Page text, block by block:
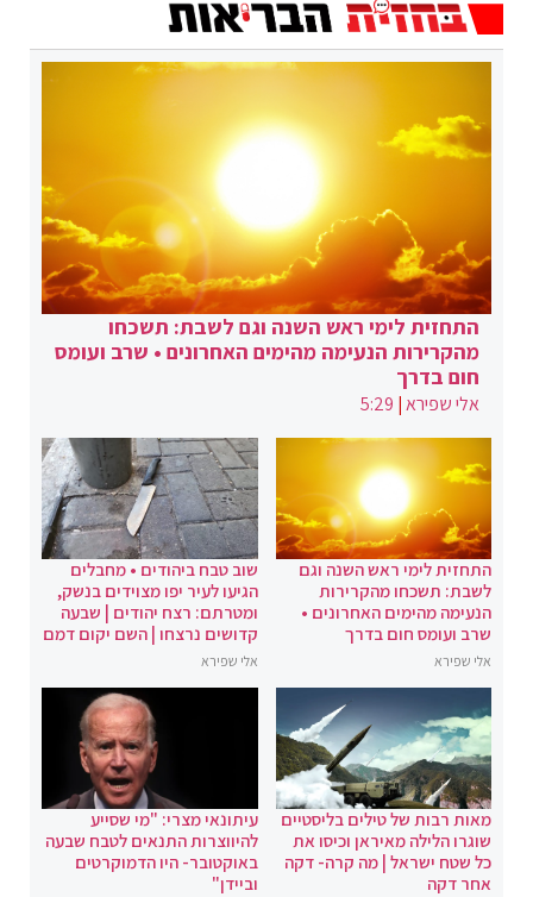
התחזית לימי ראש השנה וגם לשבת: תשכחו
מהקרירות הנעימה מהימים האחרונים • שרב ועומס
חום בדרך
אלי שפירא|
5:29
התחזית לימי ראש השנה וגם
לשבת: תשכחו מהקרירות
הנעימה מהימים האחרונים •
שרב ועומס חום בדרך
אלי שפירא
שוב טבח ביהודים • מחבלים
הגיעו לעיר יפו מצוידים בנשק,
ומטרתם: רצח יהודים | שבעה
קדושים נרצחו | השם יקום דמם
אלי שפירא
מאות רבות של טילים בליסטיים
שוגרו הלילה מאיראן וכיסו את
כל שטח ישראל | מה קרה- דקה
אחר דקה
עיתונאי מצרי: "מי שסייע
להיווצרות התנאים לטבח שבעה
באוקטובר- היו הדמוקרטים
וביידן"